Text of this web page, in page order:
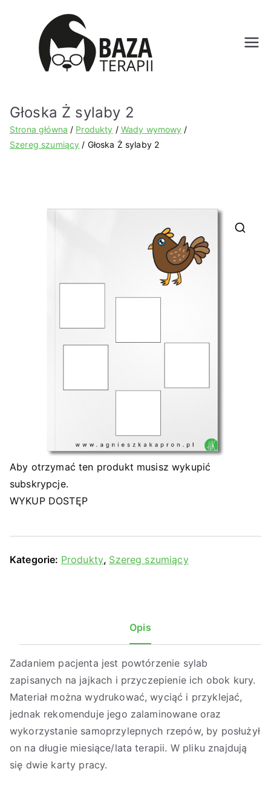
Bazat
pl
Głoska Ż sylaby 2
Strona główna Produkty
Wady wymowy
Szereg szumiący
Głoska Ż sylaby 2
Aby otrzymać ten produkt musisz wykupić
subskrypcje.
WYKUP DOSTĘP
Kategorie: Produkty, Szereg szumiący
Opis
Zadaniem pacjenta jest powtórzenie sylab
zapisanych na jajkach i przyczepienie ich obok kury.
Materiał można wydrukować, wyciąć i przyklejać,
jednak rekomenduje jego zalaminowane oraz
wykorzystanie samoprzylepnych rzepów, by posłużył
on na długie miesiące/lata terapii. W pliku znajdują
się dwie karty pracy.